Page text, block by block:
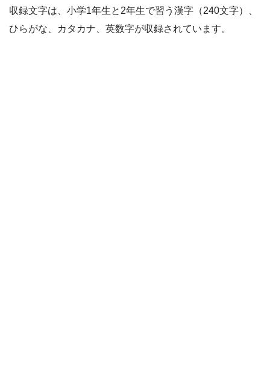
収録文字は、小学1年生と2年生で習う漢字（240文字）、
ひらがな、カタカナ、英数字が収録されています。